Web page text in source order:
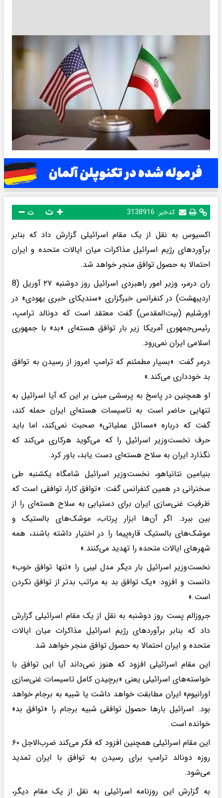
کدخبر: 3138916 ت
اکسیوس به نقل از یک مقام اسرائیلی گزارش داد که بنابر
برآورد‌های رژیم اسرائیل مذاکرات میان ایالات متحده و ایران
احتمالا به حصول توافق منجر خواهد شد.
ران درمر، وزیر امور راهبردی اسرائیل روز دوشنبه ۲۷ آوریل (8
اردیبهشت) در کنفرانس خبرگزاری «سندیکای خبری یهودی» در
اورشلیم (بیت‌المقدس) گفت معتقد است که دونالد ترامپ،
رئیس‌جمهوری آمریکا زیر بار توافق هسته‌ای «بد» با جمهوری
اسلامی ایران نمی‌رود.
درمر گفت: «بسیار مطمئنم که ترامپ امروز از رسیدن به توافق
بد خودداری می‌کند.»
او همچنین در پاسخ به پرسشی مبنی بر این که آیا اسرائیل به
تنهایی حاضر است به تاسیسات هسته‌ای ایران حمله کند،
گفت که درباره «مسائل عملیاتی» صحبت نمی‌کند، اما باید
حرف نخست‌وزیر اسرائیل را که می‌گوید هرکاری می‌کند که
نگذارد ایران به سلاح هسته‌ای دست‌ یابد، باور کرد.
بنیامین نتانیاهو، نخست‌وزیر اسرائیل شامگاه یکشنبه طی
سخنرانی در همین کنفرانس گفت: «توافق کارا، توافقی است که
ظرفیت غنی‌سازی ایران برای دستیابی به سلاح هسته‌ای را از
بین ببرد. اگر آن‌ها ابزار پرتاب، موشک‌های بالستیک و
موشک‌های بالستیک قاره‌پیما را در اختیار داشته باشند، همه
شهرهای ایالات متحده را تهدید می‌کنند.»
نخست‌وزیر اسرائیل بار دیگر مدل لیبی را «تنها توافق خوب»
دانست و افزود: «یک توافق بد به مراتب بدتر از توافق نکردن
است.»
جروزالم پست روز دوشنبه به نقل از یک مقام اسرائیلی گزارش
داد که بنابر برآورد‌های رژیم اسرائیل مذاکرات میان ایالات
متحده و ایران احتمالا به حصول توافق منجر خواهد شد.
این مقام اسرائیلی افزود که هنوز نمی‌داند آیا این توافق با
خواسته‌های اسرائیلی یعنی «برچیدن کامل تاسیسات غنی‌سازی
اورانیوم» ایران مطابقت خواهد داشت یا شبیه به برجام خواهد
بود. اسرائیل بارها حصول توافقی شبیه برجام را «توافق بد»
خوانده است.
این مقام اسرائیلی همچنین افزود که فکر می‌کند ضرب‌الاجل ۶۰
روزه دونالد ترامپ برای رسیدن به توافق با ایران تمدید
می‌شود.
به گزارش این روزنامه اسرائیلی به نقل از یک مقام دیگر،